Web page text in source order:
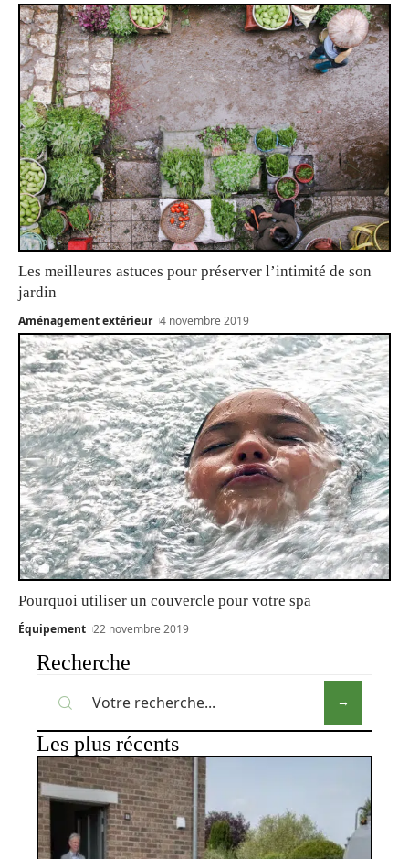
Les meilleures astuces pour préserver l’intimité de son
jardin
Aménagement extérieur 4 novembre 2019
Pourquoi utiliser un couvercle pour votre spa
Équipement 22 novembre 2019
Recherche
Les plus récents